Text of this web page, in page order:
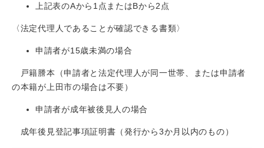
上記表のAから1点またはBから2点
〈法定代理人であることが確認できる書類〉
申請者が15歳未満の場合
戸籍謄本（申請者と法定代理人が同一世帯、または申請者
の本籍が上田市の場合は不要）
申請者が成年被後見人の場合
成年後見登記事項証明書（発行から3か月以内のもの）